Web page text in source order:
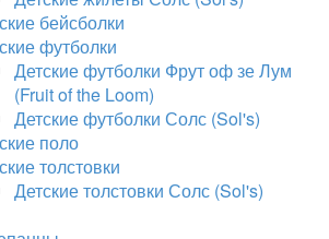
бейсболки
футболки
Детские футболки Фрут оф зе Лум
(Fruit of the Loom)
Детские футболки Солс (Sol's)
поло
толстовки
Детские толстовки Солс (Sol's)